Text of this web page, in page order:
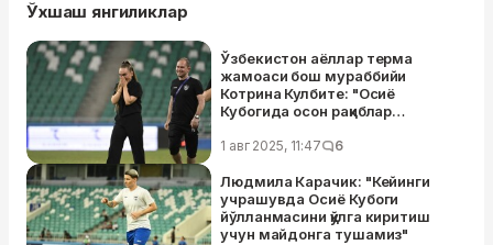
Ўхшаш янгиликлар
Ўзбекистон аёллар терма
жамоаси бош мураббийи
Котрина Кулбите: "Осиё
Кубогида осон рақиблар
1 авг 2025, 11:47 6
Людмила Карачик: "Кейинги
учрашувда Осиё Кубоги
йўлланмасини қўлга киритиш
учун майдонга тушамиз"